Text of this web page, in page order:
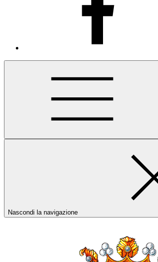
Nascondi la navigazione